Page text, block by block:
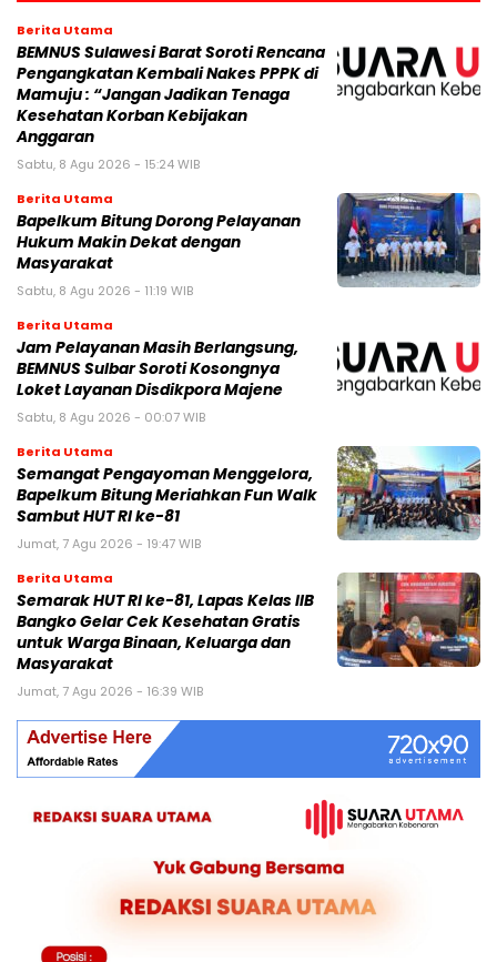
Berita Utama
BEMNUS Sulawesi Barat Soroti Rencana
Pengangkatan Kembali Nakes PPPK di
Mamuju : “Jangan Jadikan Tenaga
Kesehatan Korban Kebijakan
Anggaran
Sabtu, 8 Agu 2026 - 15:24 WIB
Berita Utama
Bapelkum Bitung Dorong Pelayanan
Hukum Makin Dekat dengan
Masyarakat
Sabtu, 8 Agu 2026 - 11:19 WIB
Berita Utama
Jam Pelayanan Masih Berlangsung,
BEMNUS Sulbar Soroti Kosongnya
Loket Layanan Disdikpora Majene
Sabtu, 8 Agu 2026 - 00:07 WIB
Berita Utama
Semangat Pengayoman Menggelora,
Bapelkum Bitung Meriahkan Fun Walk
Sambut HUT RI ke-81
Jumat, 7 Agu 2026 - 19:47 WIB
Berita Utama
Semarak HUT RI ke-81, Lapas Kelas IIB
Bangko Gelar Cek Kesehatan Gratis
untuk Warga Binaan, Keluarga dan
Masyarakat
Jumat, 7 Agu 2026 - 16:39 WIB